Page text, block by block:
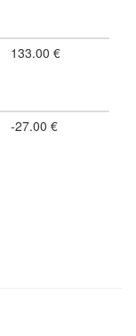
133.00 €
-27.00 €